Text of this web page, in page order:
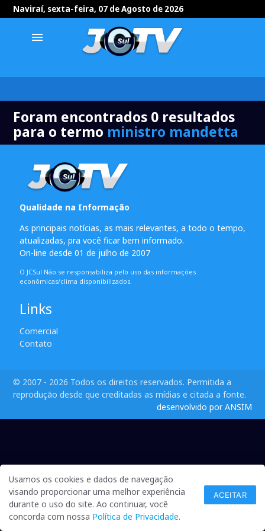
Naviraí, sexta-feira, 07 de Agosto de 2026
menu
Foram encontrados 0 resultados
para o termo ministro mandetta
Qualidade na Informação
As principais notícias, as mais relevantes, a todo o tempo,
atualizadas, pra você ficar bem informado.
On-line desde 01 de julho de 2007
O JCSul Não se responsabiliza pelo uso das informações
econômicas/clima disponibilizados.
Links
Comercial
Contato
© 2007 - 2026 Todos os direitos reservados. Permitida a
reprodução desde que creditadas as mídias e citada a fonte.
desenvolvido por ANSIM
Usamos os cookies e dados de navegação
visando proporcionar uma melhor experiência
durante o uso do site. Ao continuar, você
concorda com nossa Política de Privacidade.
ACEITAR